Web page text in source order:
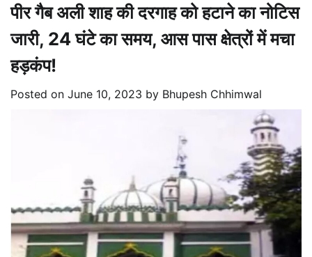
पीर गैब अली शाह की दरगाह को हटाने का नोटिस
जारी, 24 घंटे का समय, आस पास क्षेत्रों में मचा
हड़कंप!
Posted on June 10, 2023 by Bhupesh Chhimwal